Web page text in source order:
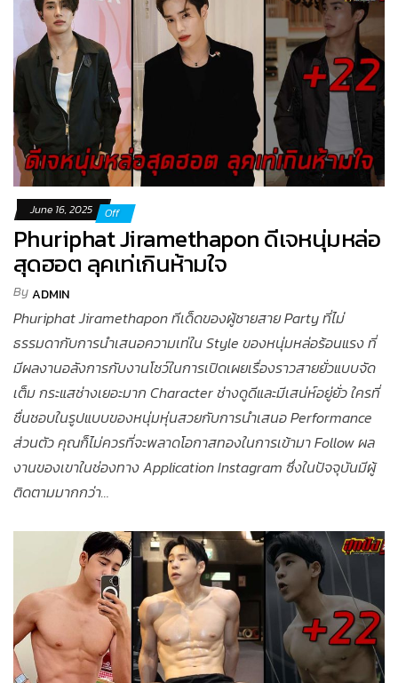
June 16, 2025 Off
Phuriphat Jiramethapon ดีเจหนุ่มหล่อ
สุดฮอต ลุคเท่เกินห้ามใจ
ByADMIN
Phuriphat Jiramethapon ทีเด็ดของผู้ชายสาย Party ที่ไม่
ธรรมดากับการนำเสนอความเท่ใน Style ของหนุ่มหล่อร้อนแรง ที่
มีผลงานอลังการกับงานโชว์ในการเปิดเผยเรื่องราวสายยั่วแบบจัด
เต็ม กระแสช่างเยอะมาก Character ช่างดูดีและมีเสน่ห์อยู่ยั่ว ใครที่
ชื่นชอบในรูปแบบของหนุ่มหุ่นสวยกับการนำเสนอ Performance
ส่วนตัว คุณก็ไม่ควรที่จะพลาดโอกาสทองในการเข้ามา Follow ผล
งานของเขาในช่องทาง Application Instagram ซึ่งในปัจจุบันมีผู้
ติดตามมากกว่า…